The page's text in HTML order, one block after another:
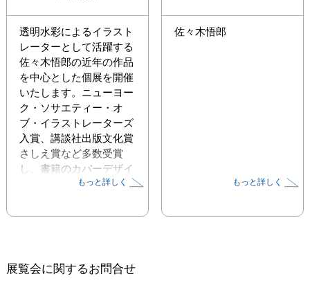
透明水彩によるイラスト
レーターとして活躍する
佐々木悟郎の近年の作品
を中心とした個展を開催
いたします。ニューヨー
ク・ソサエティー・オ
ブ・イラストレーターズ
入賞、講談社出版文化賞
さしえ賞など多数受賞
し、書籍のカバーデザイ
ンやCDジャケット、記
岐にわたって活動され、
もっと詳しく
佐々木悟郎
もっと詳しく
展覧会に関するお問合せ